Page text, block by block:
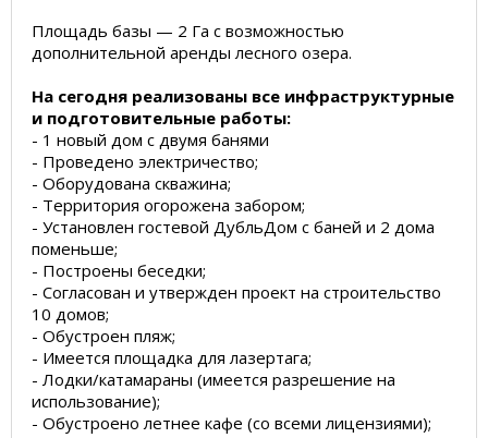
Площадь базы — 2 Га с возможностью
дополнительной аренды лесного озера.
На сегодня реализованы все инфраструктурные
и подготовительные работы:
- 1 новый дом с двумя банями
- Проведено электричество;
- Оборудована скважина;
- Территория огорожена забором;
- Установлен гостевой ДубльДом с баней и 2 дома
поменьше;
- Построены беседки;
- Согласован и утвержден проект на строительство
10 домов;
- Обустроен пляж;
- Имеется площадка для лазертага;
- Лодки/катамараны (имеется разрешение на
использование);
- Обустроено летнее кафе (со всеми лицензиями);